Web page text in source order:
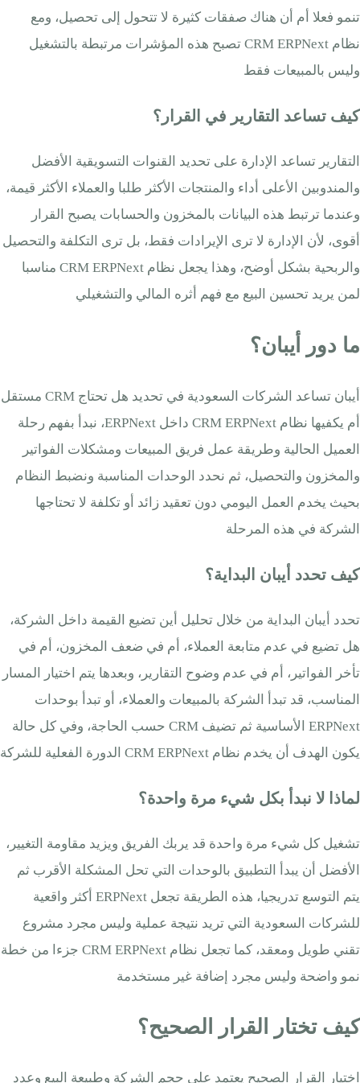
تنمو فعلا أم أن هناك صفقات كثيرة لا تتحول إلى تحصيل، ومع
نظام CRM ERPNext تصبح هذه المؤشرات مرتبطة بالتشغيل
وليس بالمبيعات فقط
كيف تساعد التقارير في القرار؟
التقارير تساعد الإدارة على تحديد القنوات التسويقية الأفضل
والمندوبين الأعلى أداء والمنتجات الأكثر طلبا والعملاء الأكثر قيمة،
وعندما ترتبط هذه البيانات بالمخزون والحسابات يصبح القرار
أقوى، لأن الإدارة لا ترى الإيرادات فقط، بل ترى التكلفة والتحصيل
والربحية بشكل أوضح، وهذا يجعل نظام CRM ERPNext مناسبا
لمن يريد تحسين البيع مع فهم أثره المالي والتشغيلي
ما دور أيبان؟
أيبان تساعد الشركات السعودية في تحديد هل تحتاج CRM مستقل
أم يكفيها نظام CRM ERPNext داخل ERPNext، نبدأ بفهم رحلة
العميل الحالية وطريقة عمل فريق المبيعات ومشكلات الفواتير
والمخزون والتحصيل، ثم نحدد الوحدات المناسبة ونضبط النظام
بحيث يخدم العمل اليومي دون تعقيد زائد أو تكلفة لا تحتاجها
الشركة في هذه المرحلة
كيف تحدد أيبان البداية؟
تحدد أيبان البداية من خلال تحليل أين تضيع القيمة داخل الشركة،
هل تضيع في عدم متابعة العملاء، أم في ضعف المخزون، أم في
تأخر الفواتير، أم في عدم وضوح التقارير، وبعدها يتم اختيار المسار
المناسب، قد تبدأ الشركة بالمبيعات والعملاء، أو تبدأ بوحدات
ERPNext الأساسية ثم تضيف CRM حسب الحاجة، وفي كل حالة
يكون الهدف أن يخدم نظام CRM ERPNext الدورة الفعلية للشركة
لماذا لا نبدأ بكل شيء مرة واحدة؟
تشغيل كل شيء مرة واحدة قد يربك الفريق ويزيد مقاومة التغيير،
الأفضل أن يبدأ التطبيق بالوحدات التي تحل المشكلة الأقرب ثم
يتم التوسع تدريجيا، هذه الطريقة تجعل ERPNext أكثر واقعية
للشركات السعودية التي تريد نتيجة عملية وليس مجرد مشروع
تقني طويل ومعقد، كما تجعل نظام CRM ERPNext جزءا من خطة
نمو واضحة وليس مجرد إضافة غير مستخدمة
كيف تختار القرار الصحيح؟
اختيار القرار الصحيح يعتمد على حجم الشركة وطبيعة البيع وعدد